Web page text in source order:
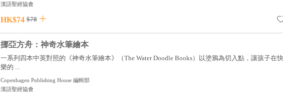
漢語聖經協會
HK$74 $78
挪亞方舟：神奇水筆繪本
一系列四本中英對照的《神奇水筆繪本》（The Water Doodle Books）以塗鴉為切入點，讓孩子在快
樂的 ...
Copenhagen Publishing House 編輯部
漢語聖經協會